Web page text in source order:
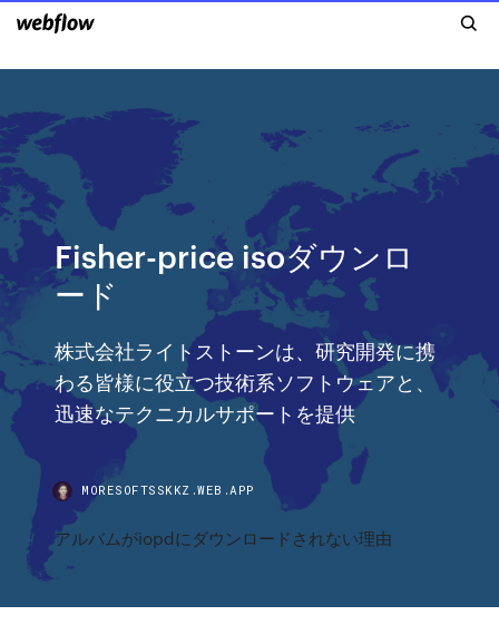
Fisher-price isoダウンロ
ード
株式会社ライトストーンは、研究開発に携
わる皆様に役立つ技術系ソフトウェアと、
迅速なテクニカルサポートを提供
MORESOFTSSKKZ.WEB.APP
アルバムがiopdにダウンロードされない理由